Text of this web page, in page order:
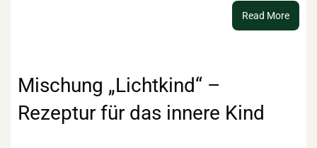
Read More:
Vom
Mischung „Lichtkind“ –
Rezeptur für das innere Kind